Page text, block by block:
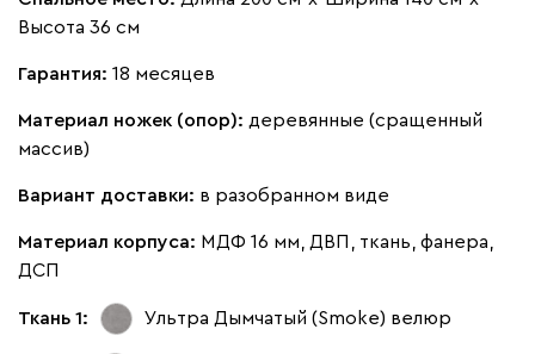
Жёлтый Песочный
Ланза
Бежевый Вишневый Голубой Графит
Высота 36 см
Гарантия: 18 месяцев
Материал ножек (опор): деревянные (сращенный
массив)
Вариант доставки: в разобранном виде
Материал корпуса: МДФ 16 мм, ДВП, ткань, фанера,
ДСП
Ткань 1: Ультра Дымчатый (Smoke) велюр